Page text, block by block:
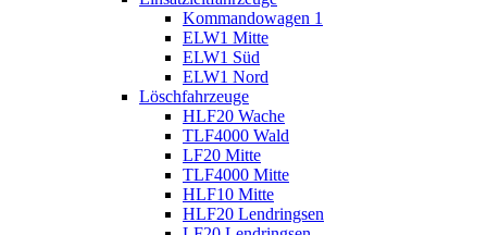
Kommandowagen 1
ELW1 Mitte
ELW1 Süd
ELW1 Nord
Löschfahrzeuge
HLF20 Wache
TLF4000 Wald
LF20 Mitte
TLF4000 Mitte
HLF10 Mitte
HLF20 Lendringsen